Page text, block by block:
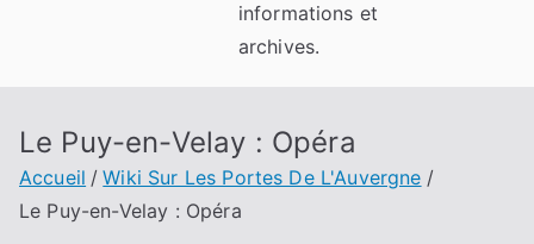
informations et
archives.
Le Puy-en-Velay : Opéra
Accueil
Wiki Sur Les Portes De L'Auvergne
Le Puy-en-Velay : Opéra